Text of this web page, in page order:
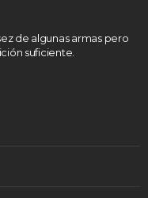
de algunas armas pero
suficiente.